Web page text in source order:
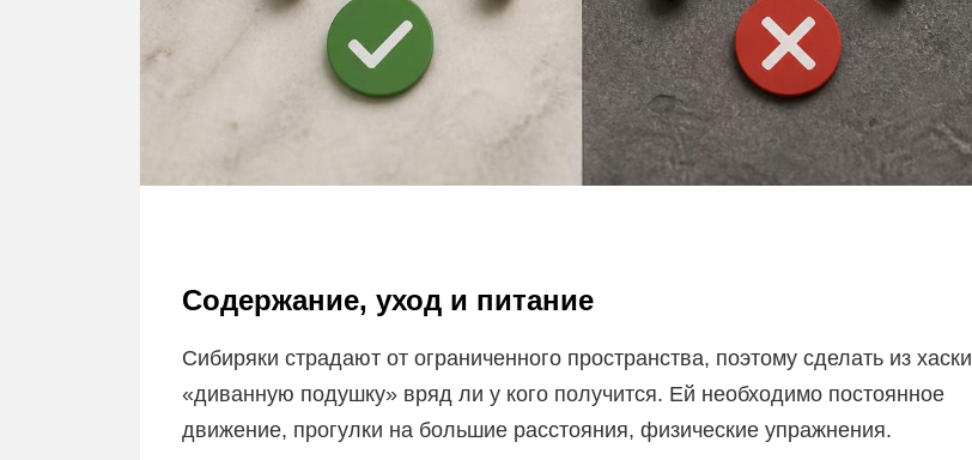
Содержание, уход и питание
Сибиряки страдают от ограниченного пространства, поэтому сделать из хаски
«диванную подушку» вряд ли у кого получится. Ей необходимо постоянное
движение, прогулки на большие расстояния, физические упражнения.